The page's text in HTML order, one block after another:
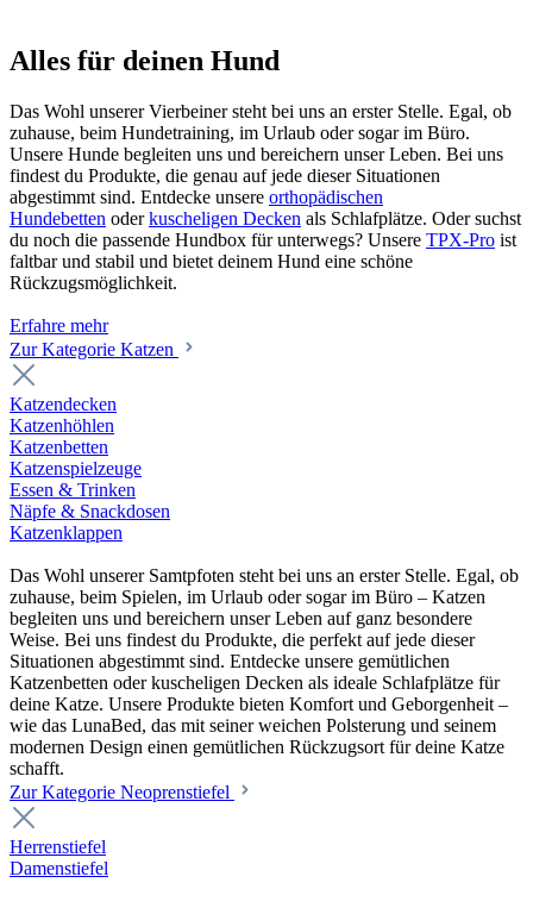
Alles für deinen Hund
Das Wohl unserer Vierbeiner steht bei uns an erster Stelle. Egal, ob
zuhause, beim Hundetraining, im Urlaub oder sogar im Büro.
Unsere Hunde begleiten uns und bereichern unser Leben. Bei uns
findest du Produkte, die genau auf jede dieser Situationen
abgestimmt sind. Entdecke unsere orthopädischen
Hundebetten oderkuscheligen Decken als Schlafplätze. Oder suchst
du noch die passende Hundbox für unterwegs? Unsere TPX-Pro ist
faltbar und stabil und bietet deinem Hund eine schöne
Rückzugsmöglichkeit.
Erfahre mehr
Zur Kategorie Katzen
Katzendecken
Katzenhöhlen
Katzenbetten
Katzenspielzeuge
Essen & Trinken
Näpfe & Snackdosen
Katzenklappen
Das Wohl unserer Samtpfoten steht bei uns an erster Stelle. Egal, ob
zuhause, beim Spielen, im Urlaub oder sogar im Büro – Katzen
begleiten uns und bereichern unser Leben auf ganz besondere
Weise. Bei uns findest du Produkte, die perfekt auf jede dieser
Situationen abgestimmt sind. Entdecke unsere gemütlichen
Katzenbetten oder kuscheligen Decken als ideale Schlafplätze für
deine Katze. Unsere Produkte bieten Komfort und Geborgenheit –
wie das LunaBed, das mit seiner weichen Polsterung und seinem
modernen Design einen gemütlichen Rückzugsort für deine Katze
schafft.
Zur Kategorie Neoprenstiefel
Herrenstiefel
Damenstiefel